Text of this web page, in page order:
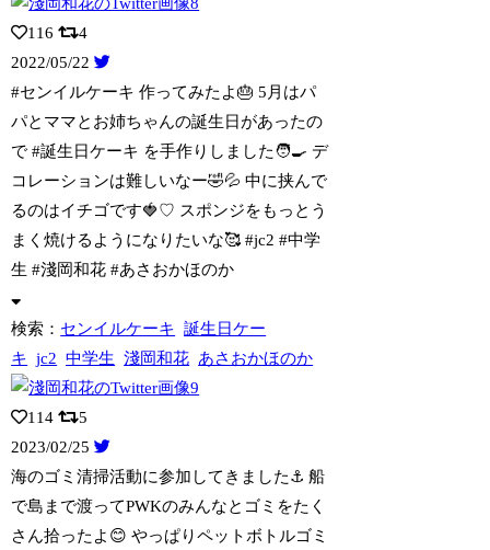
116
4
2022/05/22
#センイルケーキ 作ってみたよ🎂 5月はパ
パとママとお姉ちゃんの誕生日があったの
で #誕生日ケーキ を手作りしました🧑‍🍳 デ
コレーションは難しいなー🤣💦 中に挟んで
るのはイチゴです🍓♡ スポンジをもっとう
まく焼けるようになりたいな🥰 #jc2 #中学
生 #淺岡和花 #あさおかほのか
検索： センイルケーキ 誕生日ケー
キ jc2 中学生 淺岡和花 あさおかほのか
114
5
2023/02/25
海のゴミ清掃活動に参加してきました⚓ 船
で島まで渡ってPWKのみんなとゴミをたく
さん拾ったよ😊 やっぱりペットボトルゴミ